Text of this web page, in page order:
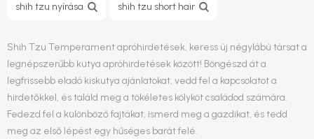
shih tzu nyírása shih tzu short hair
Shih Tzu Temperament apróhirdetések, keress új négylábú társat a
legnépszerűbb kutya apróhirdetések között! Böngészd át a
legfrissebb eladó kiskutya ajánlatokat, vedd fel a kapcsolatot a
hirdetőkkel, és találd meg a tökéletes kölyköt családod számára.
Fedezd fel a különböző fajtákat, ismerd meg a gazdikat, és tedd
meg az első lépést egy hűséges barát felé.